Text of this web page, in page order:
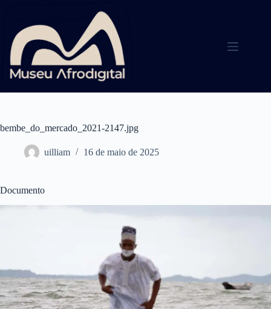
conteúdo
bembe_do_mercado_2021-2147.jpg
uilliam 16 de maio de 2025
Documento